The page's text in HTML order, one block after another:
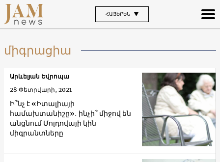
ՀԱՅԵՐԵՆ
միգրացիա
Ի՞նչ է «Իտալիայի
համախտանիշը»․ ինչի՞ միջով են
անցնում Մոլդովայի կին
միգրանտները
Արևելյան Եվրոպա
28 Փետրվարի, 2021